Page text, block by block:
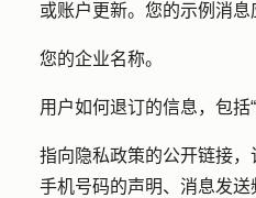
或账户更新。您的示例消息
您的企业名称。
用户如何退订的信息，包括
指向隐私政策的公开链接
手机号码的声明、消息发送